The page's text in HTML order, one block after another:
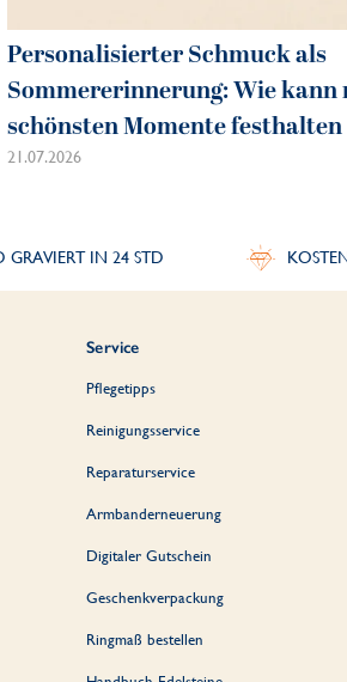
Personalisierter Schmuck als
Sommererinnerung: Wie kann
schönsten Momente festhalten
21.07.2026
IN 24 STD
Service
Pflegetipps
Reinigungsservice
Reparaturservice
Armbanderneuerung
Digitaler Gutschein
Geschenkverpackung
Ringmaß bestellen